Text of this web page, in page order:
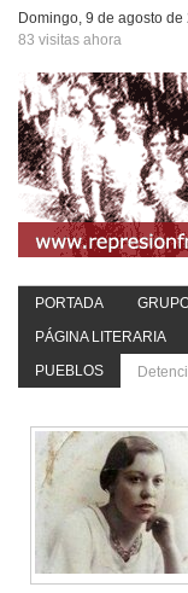
Domingo, 9 de agosto de
83 visitas ahora
PORTADA
PÁGINA LITERARIA
PUEBLOS